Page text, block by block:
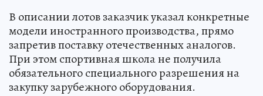
В описании лотов заказчик указал конкретные
модели иностранного производства, прямо
запретив поставку отечественных аналогов.
При этом спортивная школа не получила
обязательного специального разрешения на
закупку зарубежного оборудования.